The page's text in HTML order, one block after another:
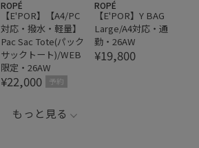
ROPÉ
【E'POR】【A4/PC
対応・撥水・軽量】
Pac Sac Tote(パック
サックトート)/WEB
限定・26AW
¥22,000 予約
ROPÉ
【E'POR】Y BAG
Large/A4対応・通
勤・26AW
¥19,800
もっと見る